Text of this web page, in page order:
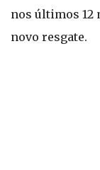
nos últimos 12
novo resgate.